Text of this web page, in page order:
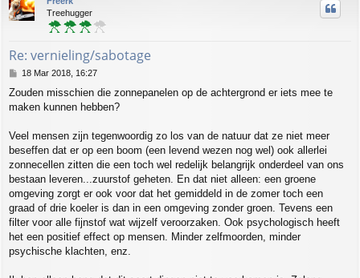
Treehugger
Re: vernieling/sabotage
P
s
t
18 Mar 2018, 16:27
Zouden misschien die zonnepanelen op de achtergrond er iets mee te
maken kunnen hebben?
Veel mensen zijn tegenwoordig zo los van de natuur dat ze niet meer
beseffen dat er op een boom (een levend wezen nog wel) ook allerlei
zonnecellen zitten die een toch wel redelijk belangrijk onderdeel van ons
bestaan leveren...zuurstof geheten. En dat niet alleen: een groene
omgeving zorgt er ook voor dat het gemiddeld in de zomer toch een
graad of drie koeler is dan in een omgeving zonder groen. Tevens een
filter voor alle fijnstof wat wijzelf veroorzaken. Ook psychologisch heeft
het een positief effect op mensen. Minder zelfmoorden, minder
psychische klachten, enz.